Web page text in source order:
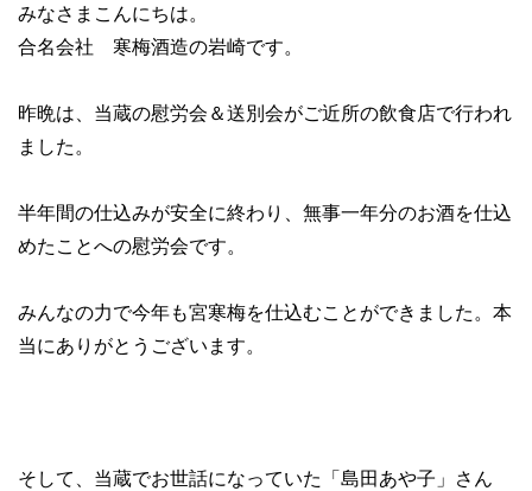
みなさまこんにちは。
合名会社 寒梅酒造の岩崎です。
昨晩は、当蔵の慰労会＆送別会がご近所の飲食店で行われ
ました。
半年間の仕込みが安全に終わり、無事一年分のお酒を仕込
めたことへの慰労会です。
みんなの力で今年も宮寒梅を仕込むことができました。本
当にありがとうございます。
そして、当蔵でお世話になっていた「島田あや子」さん